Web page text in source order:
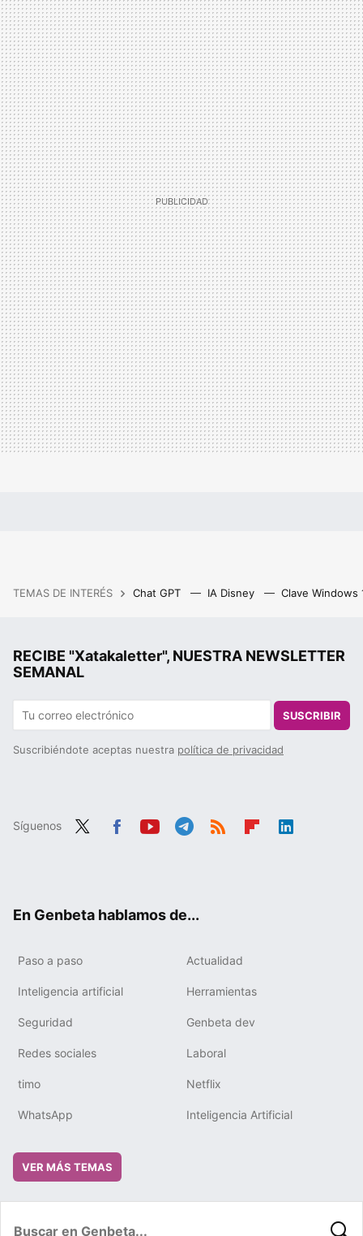
TEMAS DE INTERÉS Chat GPT IA Disney Clave Windows
RECIBE "Xatakaletter", NUESTRA NEWSLETTER
SEMANAL
SUSCRIBIR
Suscribiéndote aceptas nuestra política de privacidad
Síguenos
En Genbeta hablamos de...
Paso a paso Actualidad
Inteligencia artificial Herramientas
Seguridad Genbeta dev
Redes sociales Laboral
timo Netflix
WhatsApp Inteligencia Artificial
VER MÁS TEMAS